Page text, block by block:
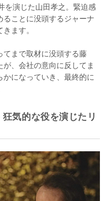
を演じた山田孝之。緊迫感
ことに没頭するジャーナ
ます。
まで取材に没頭する藤
、会社の意向に反してま
になっていき、最終的に
気的な役を演じたリ